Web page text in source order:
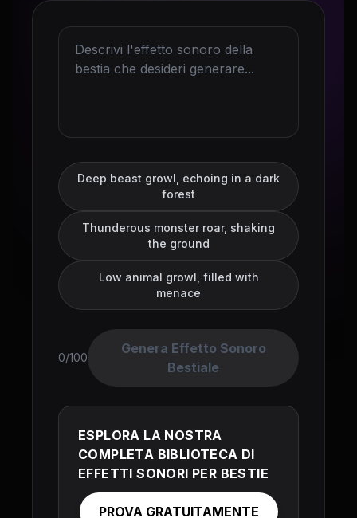
Deep beast growl, echoing in a dark
forest
Thunderous monster roar, shaking
the ground
Low animal growl, filled with
menace
0/100
Genera Effetto Sonoro
Bestiale
ESPLORA LA NOSTRA
COMPLETA BIBLIOTECA DI
EFFETTI SONORI PER BESTIE
PROVA GRATUITAMENTE